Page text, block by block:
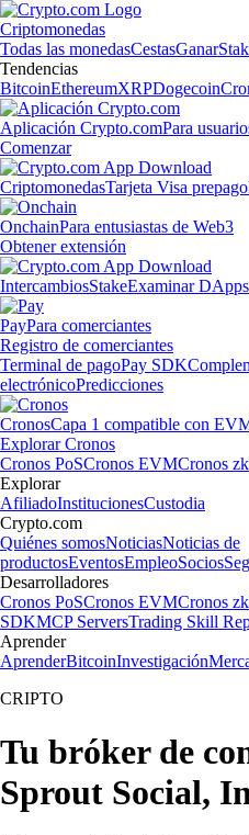
Criptomonedas
Todas las monedasCestasGanar
Tendencias
BitcoinEthereumXRPDogecoin
Aplicación Crypto.comPara
Comenzar
CriptomonedasTarjeta Visa prepago
OnchainPara entusiastas de Web3
Obtener extensión
IntercambiosStakeExaminar DApps
PayPara comerciantes
Registro de comerciantes
Terminal de pagoPay SDK
electrónicoPredicciones
CronosCapa 1 compatible con
Explorar Cronos
Cronos PoSCronos EVMCronos
Explorar
AfiliadoInstitucionesCustodia
Crypto.com
Quiénes somosNoticiasNoticias de
productosEventosEmpleoSocios
Desarrolladores
Cronos PoSCronos EVMCronos
SDKMCP ServersTrading Skill
Aprender
AprenderBitcoinInvestigación
CRIPTO
Tu bróker de
Sprout Social,